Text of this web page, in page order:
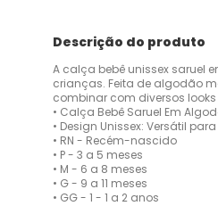
Descrição do produto
A calça bebê unissex saruel
crianças. Feita de algodão
combinar com diversos
• Calça Bebê Saruel Em
• Design Unissex: Versátil
• RN - Recém-nascido
• P - 3 a 5 meses
• M - 6 a 8 meses
• G - 9 a 11 meses
• GG - 1 - 1 a 2 anos